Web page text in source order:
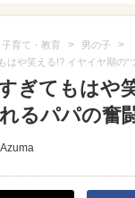
子育て・教育 > 男の子 >
はや笑える!? イヤイヤ期の
ぎてもはや
るパパの奮